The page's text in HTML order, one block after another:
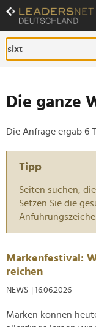
Zum
Inhalt
Zur
Fußzeilen-
Navigation
Die ganze
Die Anfrage ergab 6
Tipp
Seiten suchen,
Setzen Sie die
Markenfestival:
reichen
NEWS | 16.06.2026
Marken können